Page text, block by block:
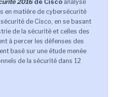
2016de Ciscoanalyse
en matière de cybersécurité
de Cisco, en se basant
de la sécurité et celles des
à percer les défenses des
basé sur une étude menée
de la sécurité dans 12